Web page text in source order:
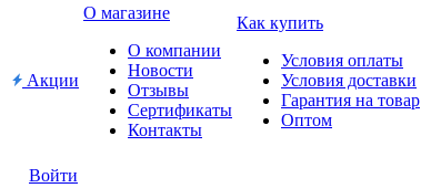
Акции
О магазине
О компании
Новости
Отзывы
Сертификаты
Контакты
Как купить
Условия оплаты
Условия доставки
Гарантия на товар
Оптом
Войти